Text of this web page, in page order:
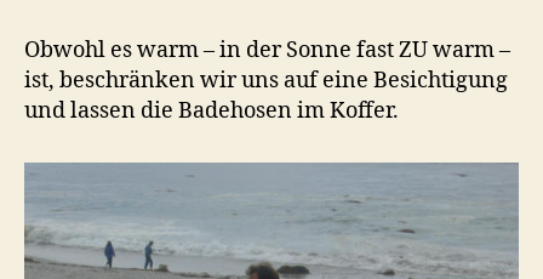
Obwohl es warm – in der Sonne fast ZU warm –
ist, beschränken wir uns auf eine Besichtigung
und lassen die Badehosen im Koffer.